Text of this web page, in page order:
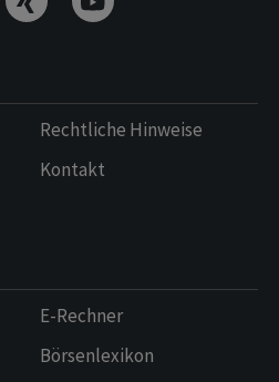
Rechtliche Hinweise
Kontakt
E-Rechner
Börsenlexikon